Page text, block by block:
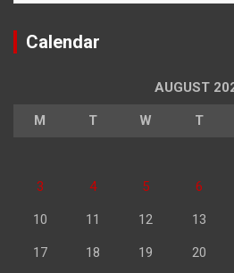
Calendar
AUGUST
M T W T
3 4 5 6
10 11 12 13
17 18 19 20